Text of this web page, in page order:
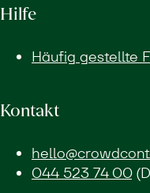
Hilfe
Häufig gestellte
Kontakt
044 523 74 00